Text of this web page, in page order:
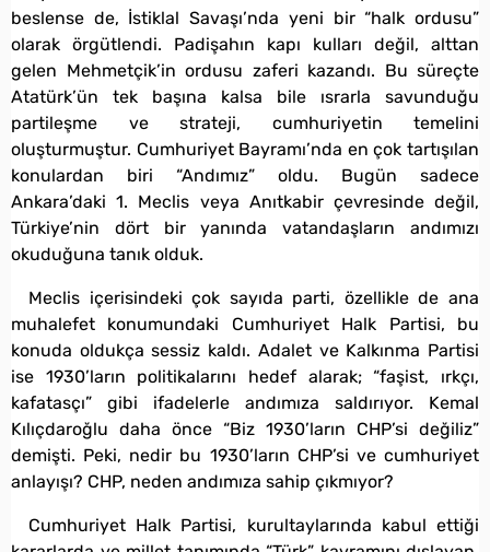
beslense de, İstiklal Savaşı’nda yeni bir “halk ordusu”
olarak örgütlendi. Padişahın kapı kulları değil, alttan
gelen Mehmetçik’in ordusu zaferi kazandı. Bu süreçte
Atatürk’ün tek başına kalsa bile ısrarla savunduğu
partileşme ve strateji, cumhuriyetin temelini
oluşturmuştur. Cumhuriyet Bayramı’nda en çok tartışılan
konulardan biri “Andımız” oldu. Bugün sadece
Ankara’daki 1. Meclis veya Anıtkabir çevresinde değil,
Türkiye’nin dört bir yanında vatandaşların andımızı
okuduğuna tanık olduk.
Meclis içerisindeki çok sayıda parti, özellikle de ana
muhalefet konumundaki Cumhuriyet Halk Partisi, bu
konuda oldukça sessiz kaldı. Adalet ve Kalkınma Partisi
ise 1930’ların politikalarını hedef alarak; “faşist, ırkçı,
kafatasçı” gibi ifadelerle andımıza saldırıyor. Kemal
Kılıçdaroğlu daha önce “Biz 1930’ların CHP’si değiliz”
demişti. Peki, nedir bu 1930’ların CHP’si ve cumhuriyet
anlayışı? CHP, neden andımıza sahip çıkmıyor?
Cumhuriyet Halk Partisi, kurultaylarında kabul ettiği